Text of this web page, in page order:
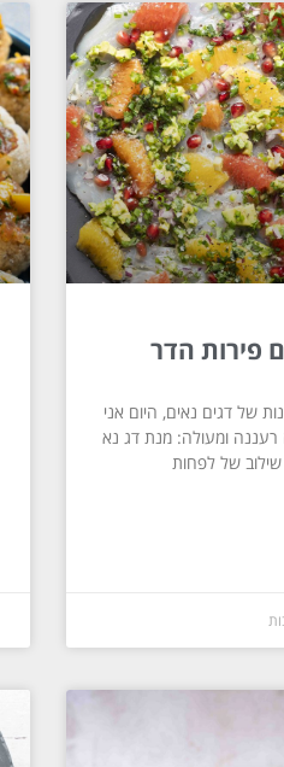
פירות הדר
של דגים נאים, היום אני
ומעולה: מנת דג נא
של לפחות